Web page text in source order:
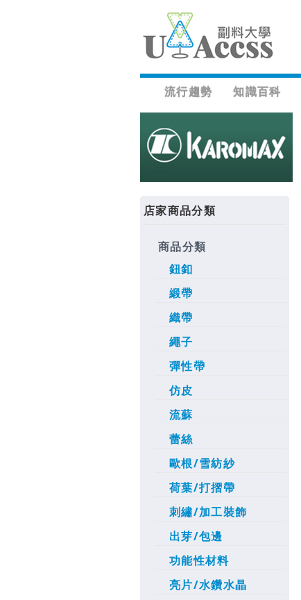
流行趨勢 知識百科
店家商品分類
商品分類
鈕釦
緞帶
織帶
繩子
彈性帶
仿皮
流蘇
蕾絲
歐根/雪紡紗
荷葉/打摺帶
刺繡/加工裝飾
出芽/包邊
功能性材料
亮片/水鑽水晶